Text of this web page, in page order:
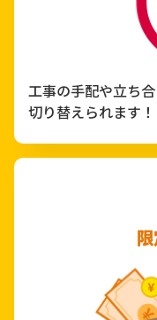
工事の手配や立ち
切り替えられます！